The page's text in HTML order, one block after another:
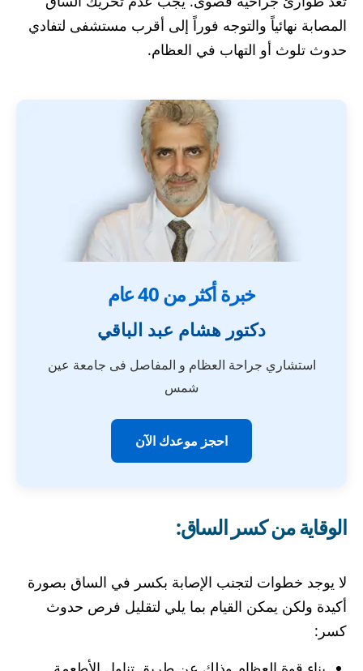
المصابة نهائياً والتوجه فوراً إلى أقرب مستشفى لتفادي
حدوث تلوث أو التهاب في العظام.
خبرة أكثر من 40 عام
دكتور هشام عبد الباقي
استشاري جراحة العظام و المفاصل فى جامعة عين
شمس
احجز موعدك الآن
الوقاية من كسر الساق:
لا يوجد خطوات لتجنب الإصابة بكسر في الساق بصورة
أكيدة ولكن يمكن القيام بما يلي لتقليل فرص حدوث
كسر: